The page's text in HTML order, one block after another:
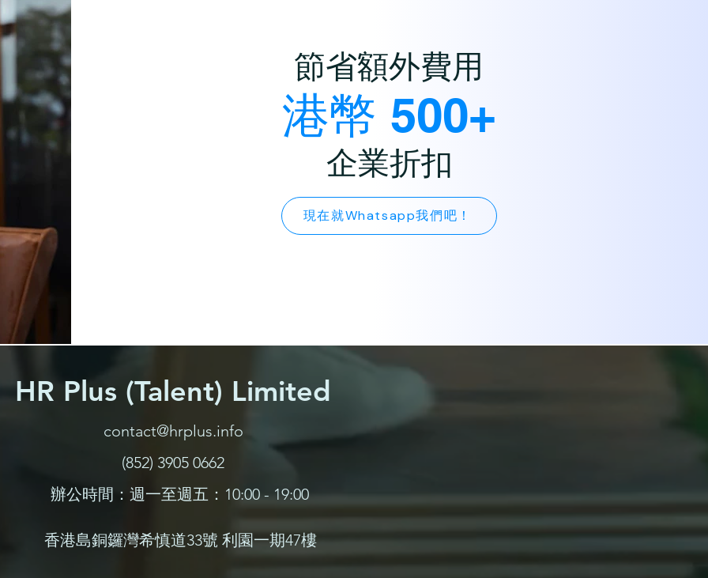
節省額外費用
港幣 500+
企業折扣
現在就Whatsapp我們吧！
HR Plus (Talent) Limited
contact@hrplus.info
(852) 3905 0662
辦公時間：週一至週五：10:00 - 19:00
香港島銅鑼灣希慎道33號 利園一期47樓